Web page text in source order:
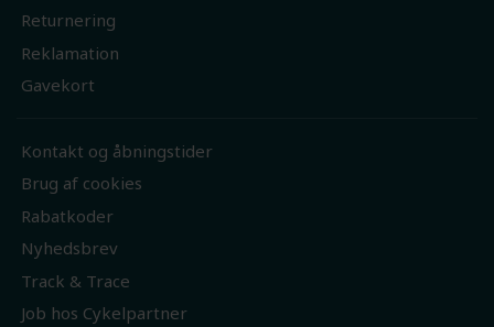
Returnering
Reklamation
Gavekort
Kontakt og åbningstider
Brug af cookies
Rabatkoder
Nyhedsbrev
Track & Trace
Job hos Cykelpartner